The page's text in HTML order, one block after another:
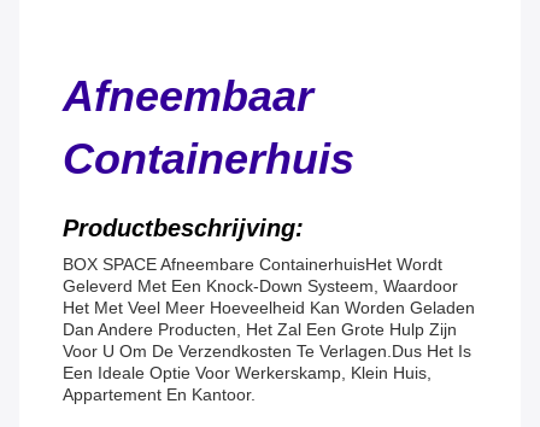
Afneembaar
Containerhuis
Productbeschrijving:
BOX SPACE Afneembare ContainerhuisHet Wordt
Geleverd Met Een Knock-Down Systeem, Waardoor
Het Met Veel Meer Hoeveelheid Kan Worden Geladen
Dan Andere Producten, Het Zal Een Grote Hulp Zijn
Voor U Om De Verzendkosten Te Verlagen.Dus Het Is
Een Ideale Optie Voor Werkerskamp, Klein Huis,
Appartement En Kantoor.